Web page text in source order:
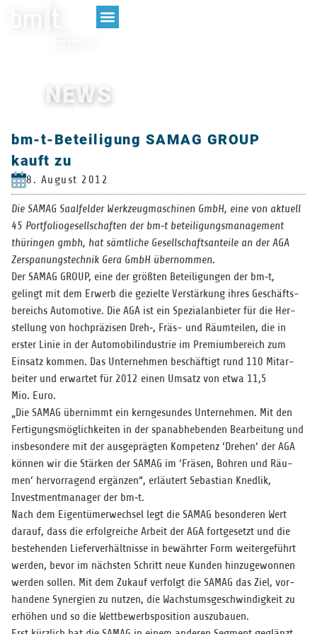
NEWS
bm-t-Beteiligung SAMAG GROUP
kauft zu
8. August 2012
Die SAMAG Saal­fel­der Werk­zeug­ma­schi­nen GmbH, eine von aktu­ell
45 Port­fo­lio­ge­sell­schaf­ten der bm‑t betei­li­gungs­ma­nage­ment
thü­rin­gen gmbh, hat sämt­li­che Gesell­schafts­an­teile an der AGA
Zer­spa­nungs­tech­nik Gera GmbH übernommen.
Der SAMAG GROUP, eine der größ­ten Betei­li­gun­gen der bm‑t,
gelingt mit dem Erwerb die gezielte Ver­stär­kung ihres Geschäfts­
be­reichs Auto­mo­tive. Die AGA ist ein Spe­zi­al­an­bie­ter für die Her­
stel­lung von hoch­prä­zi­sen Dreh‑, Fräs- und Räum­tei­len, die in
ers­ter Linie in der Auto­mo­bil­in­dus­trie im Pre­mi­um­be­reich zum
Ein­satz kom­men. Das Unter­neh­men beschäf­tigt rund 110 Mit­ar­
bei­ter und erwar­tet für 2012 einen Umsatz von etwa 11,5
Mio. Euro.
„Die SAMAG über­nimmt ein kern­ge­sun­des Unter­neh­men. Mit den
Fer­ti­gungs­mög­lich­kei­ten in der span­ab­he­ben­den Bear­bei­tung und
ins­be­son­dere mit der aus­ge­präg­ten Kom­pe­tenz ‘Dre­hen‘ der AGA
kön­nen wir die Stär­ken der SAMAG im ‘Frä­sen, Boh­ren und Räu­
men‘ her­vor­ra­gend ergän­zen“, erläu­tert Sebas­tian Kned­lik,
Invest­ment­ma­na­ger der bm‑t.
Nach dem Eigen­tü­mer­wech­sel legt die SAMAG beson­de­ren Wert
dar­auf, dass die erfolg­rei­che Arbeit der AGA fort­ge­setzt und die
bestehen­den Lie­fer­ver­hält­nisse in bewähr­ter Form wei­ter­ge­führt
wer­den, bevor im nächs­ten Schritt neue Kun­den hin­zu­ge­won­nen
wer­den sol­len. Mit dem Zukauf ver­folgt die SAMAG das Ziel, vor­
han­dene Syn­er­gien zu nut­zen, die Wachs­tums­ge­schwin­dig­keit zu
erhö­hen und so die Wett­be­werbs­po­si­tion auszubauen.